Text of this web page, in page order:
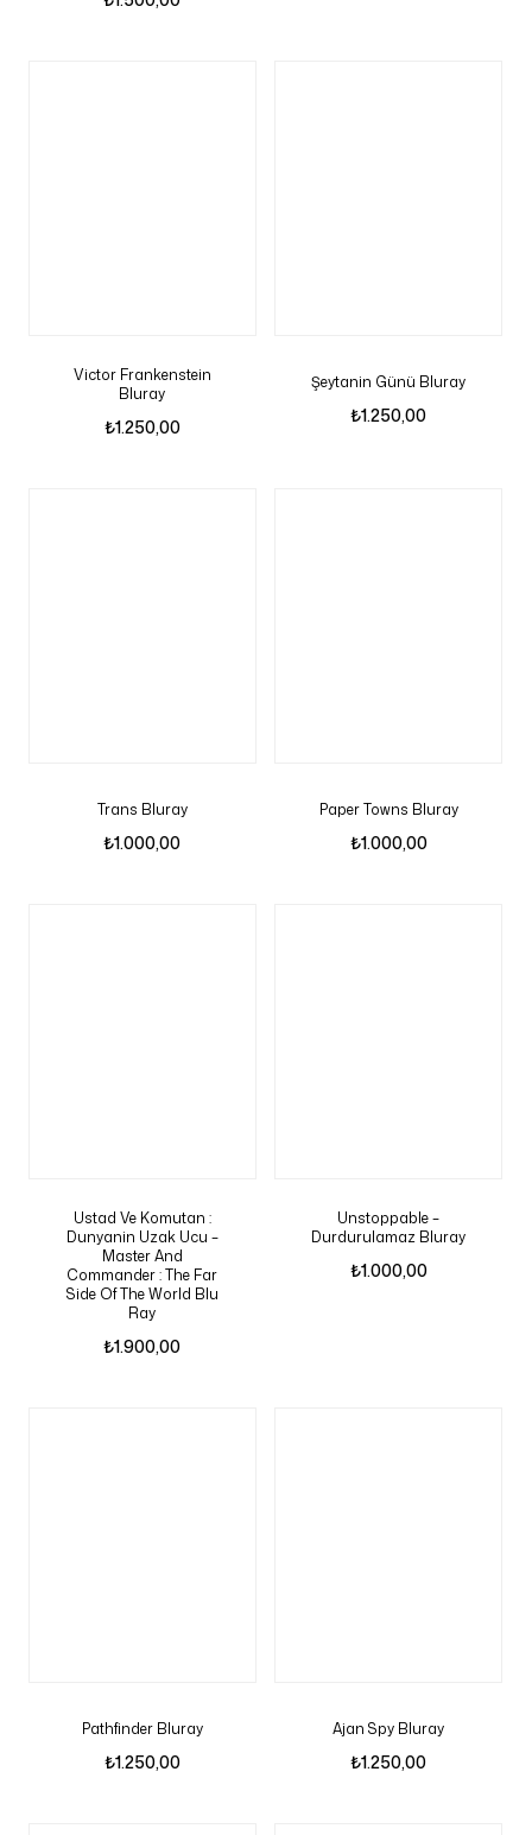
Victor Frankenstein
Bluray
₺1.250,00
Şeytanin Günü Bluray
₺1.250,00
Trans Bluray
₺1.000,00
Paper Towns Bluray
₺1.000,00
Ustad Ve Komutan :
Dunyanin Uzak Ucu –
Master And
Commander : The Far
Side Of The World Blu
Ray
₺1.900,00
Unstoppable –
Durdurulamaz Bluray
₺1.000,00
Pathfinder Bluray
₺1.250,00
Ajan Spy Bluray
₺1.250,00